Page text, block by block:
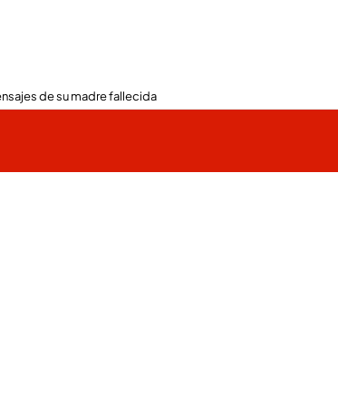
de su madre fallecida